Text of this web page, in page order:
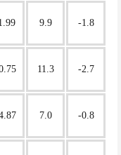
9.9 -1.8
11.3 -2.7
7.0 -0.8